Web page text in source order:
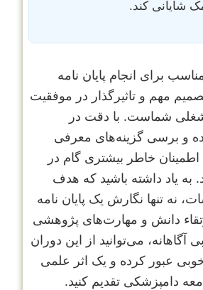
شایانی کند.
برای انجام پایان نامه
مهم و تاثیرگذار در موفقیت
شغلی شماست. با دقت در
و برسی گزینه‌های معرفی
اطمینان خاطر بیشتری گام در
به یاد داشته باشید که هدف
نه تنها نگارش یک پایان نامه
دانش و مهارت‌های پژوهشی
آگاهانه، می‌توانید از این دوران
عبور کرده و یک اثر علمی
دامپزشکی تقدیم کنید.